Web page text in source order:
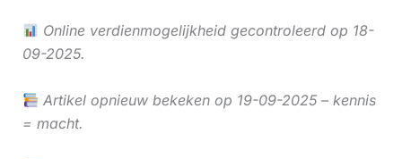
Online verdienmogelijkheid gecontroleerd op 18-
09-2025.
Artikel opnieuw bekeken op 19-09-2025 – kennis
= macht.